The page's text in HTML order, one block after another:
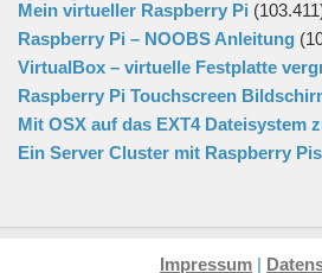
Mein virtueller Raspberry Pi
Raspberry Pi – NOOBS Anleitung
VirtualBox – virtuelle Festplatte
Raspberry Pi Touchscreen
Mit OSX auf das EXT4 Dateisystem
Ein Server Cluster mit Raspberry Pis
Impressum |